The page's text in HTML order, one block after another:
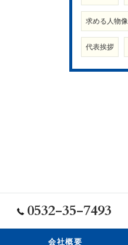
求める人物像
代表挨拶
0532-35-7493
会社概要